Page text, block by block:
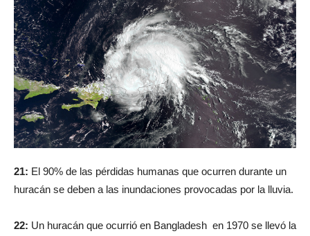
21: El 90% de las pérdidas humanas que ocurren durante un
huracán se deben a las inundaciones provocadas por la lluvia.
22: Un huracán que ocurrió en Bangladesh en 1970 se llevó la